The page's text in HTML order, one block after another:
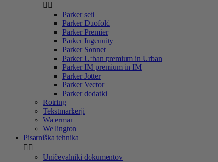
 
Parker seti
Parker Duofold
Parker Premier
Parker Ingenuity
Parker Sonnet
Parker Urban premium in Urban
Parker IM premium in IM
Parker Jotter
Parker Vector
Parker dodatki
Rotring
Tekstmarkerji
Waterman
Wellington
Pisarniška tehnika
 
Uničevalniki dokumentov